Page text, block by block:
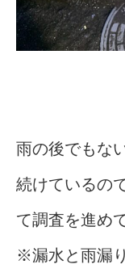
雨の後でもな
続けているの
て調査を進め
※漏水と雨漏